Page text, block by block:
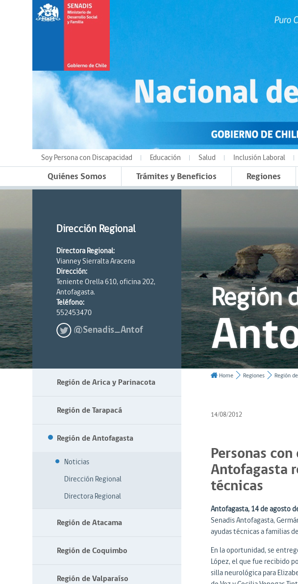
Soy Persona con Discapacidad Educación Salud Inclusión Laboral
Quiénes Somos Trámites y Beneficios Regiones
Dirección Regional
Directora Regional:
Vianney Sierralta Aracena
Dirección:
Teniente Orella 610, oficina 202,
Antofagasta.
Teléfono:
552453470
@Senadis_Antof
Región
Región de Arica y Parinacota
Región de Tarapacá
Región de Antofagasta
Noticias
Dirección Regional
Directora Regional
Región de Atacama
Región de Coquimbo
Región de Valparaíso
Home Regiones Región
14/08/2012
Personas
Antofagasta
técnicas
Antofagasta, 14 de agosto
Senadis Antofagasta,
ayudas técnicas a familias
En la oportunidad, se
López, el que fue recibido
silla neurológica para